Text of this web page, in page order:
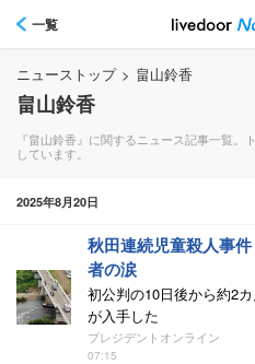
一覧
ニューストップ > 畠山鈴香
畠山鈴香
『畠山鈴香』に関するニュース記事一覧
しています。
2025年8月20日
秋田連続児童殺人事
者の涙
初公判の10日後から約2
が入手した
プレジデントオンライン
07:15